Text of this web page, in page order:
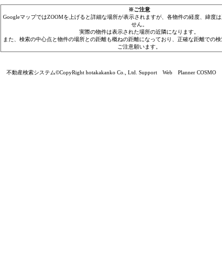
※ご注意
GoogleマップではZOOMを上げると詳細な場所が表示されますが、各物件の経度、緯度
せん。
実際の物件は表示された場所の近隣になります。
また、検索の中心点と物件の場所との距離も概ねの距離になっており、正確な距離での
ご注意願います。
不動産検索システム©CopyRight hotakakanko Co., Ltd. Support Web Planner COSMO